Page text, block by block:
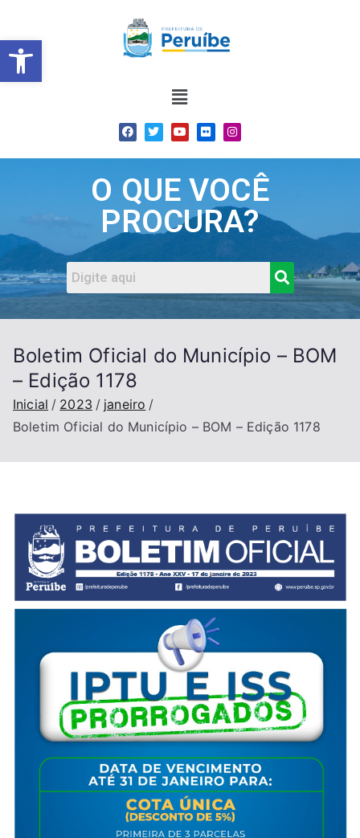
Barra de Ferramentas
O QUE VOCÊ
PROCURA?
Boletim Oficial do Município – BOM
– Edição 1178
Inicial 2023
janeiro
Boletim Oficial do Município – BOM – Edição 1178